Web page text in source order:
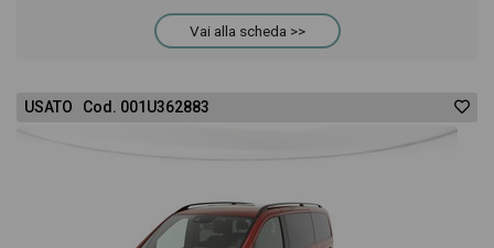
acquistarlo online! All'interno della pagina Mercedes
Vai alla scheda >>
USATO Cod. 001U362883